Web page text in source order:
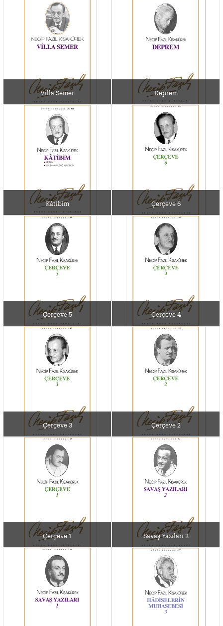
Villa Semer Deprem
Kâtibim Çerçeve 6
Çerçeve 5 Çerçeve 4
Çerçeve 3 Çerçeve 2
Çerçeve 1 Savaş Yazıları 2